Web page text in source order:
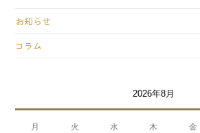
お知らせ
コラム
2026年8月
月 火 水 木 金